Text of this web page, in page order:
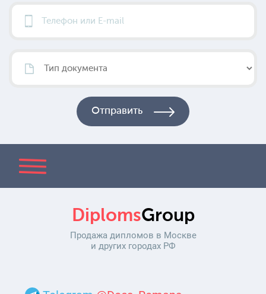
DiplomsGroup
Продажа дипломов в Москве
и других городах РФ